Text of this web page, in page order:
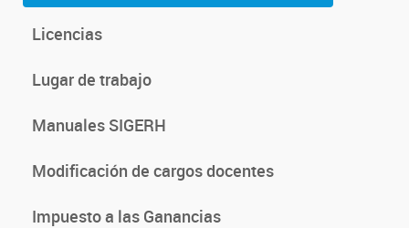
Licencias
Lugar de trabajo
Manuales SIGERH
Modificación de cargos docentes
Impuesto a las Ganancias